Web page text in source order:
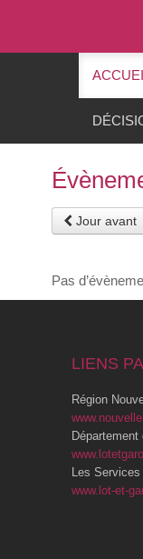
Jour avant
Pas
LIENS
Région
Département
Les Services
www.lot-et-